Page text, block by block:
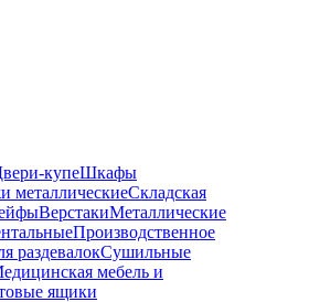
купеШкафы
металлическиеСкладская
ВерстакиМеталлические
Производственное
раздевалокСушильные
мебель и
ящики